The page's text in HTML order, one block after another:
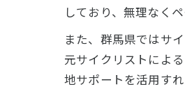
しており、無理なく
また、群馬県ではサ
元サイクリストによ
地サポートを活用す